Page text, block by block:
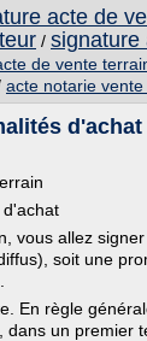
acte de
/ signature
de vente
acte notarie vente
d'achat
vous allez
soit une
En règle
dans un premier